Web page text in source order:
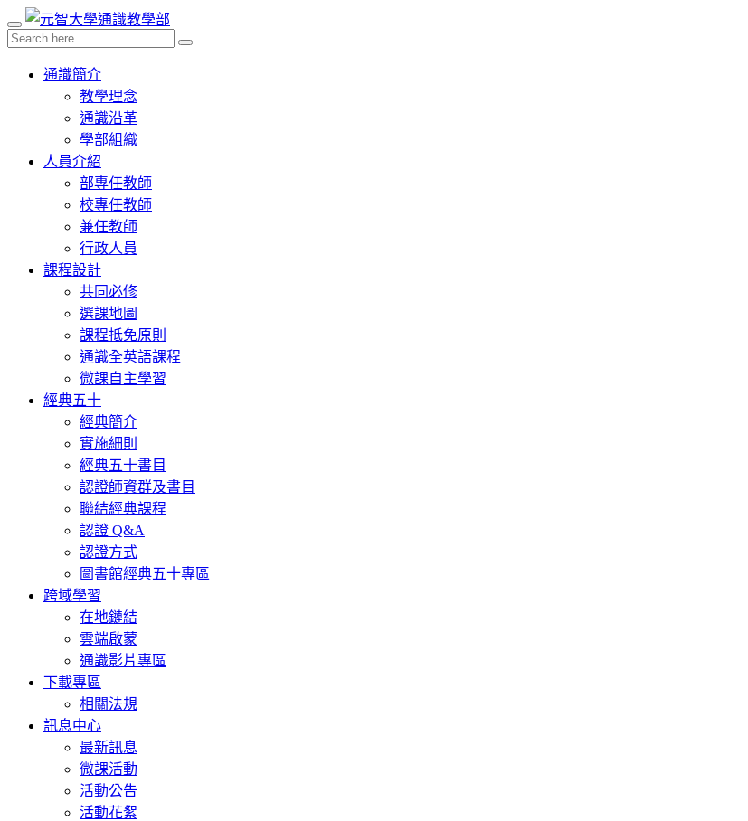
通識簡介
教學理念
通識沿革
學部組織
人員介紹
部專任教師
校專任教師
兼任教師
行政人員
課程設計
共同必修
選課地圖
課程抵免原則
通識全英語課程
微課自主學習
經典五十
經典簡介
實施細則
經典五十書目
認證師資群及書目
聯結經典課程
認證 Q&A
認證方式
圖書館經典五十專區
跨域學習
在地鏈結
雲端啟蒙
通識影片專區
下載專區
相關法規
訊息中心
最新訊息
微課活動
活動公告
活動花絮